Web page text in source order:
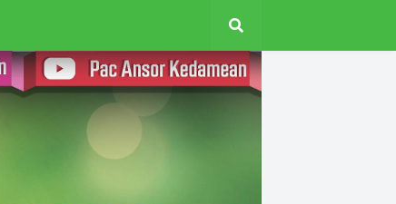
TOKOH KHUTBAH